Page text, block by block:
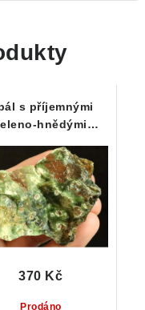
s příjemnými
hnědými
Oslavou
Prodáno
370 Kč